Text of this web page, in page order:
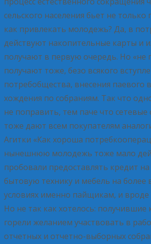
сельского населения бьет не только
как привлекать молодежь? Да, в
действуют накопительные карты и
получают в первую очередь. Но «не
получают тоже, безо всякого
потребобщества, внесения паевого
хождения по собраниям. Так что
не поправить, тем паче что сетевые
тоже дают всем покупателям
Агитки «Как хороша
нынешнюю молодежь тоже мало
пробовали предоставлять кредит
бытовую технику и мебель на более
условиях именно пайщикам, и вроде
Но не так как хотелось: получившие
горели желанием участвовать в
отчетных и отчетно-выборных